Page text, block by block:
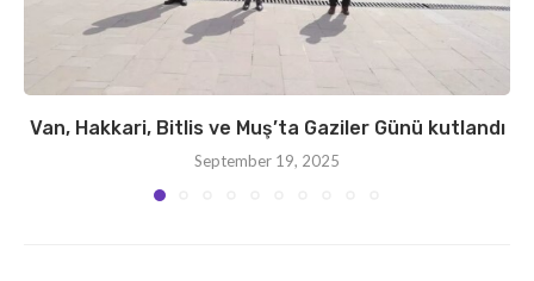
Van, Hakkari, Bitlis ve Muş’ta Gaziler Günü kutlandı
September 19, 2025